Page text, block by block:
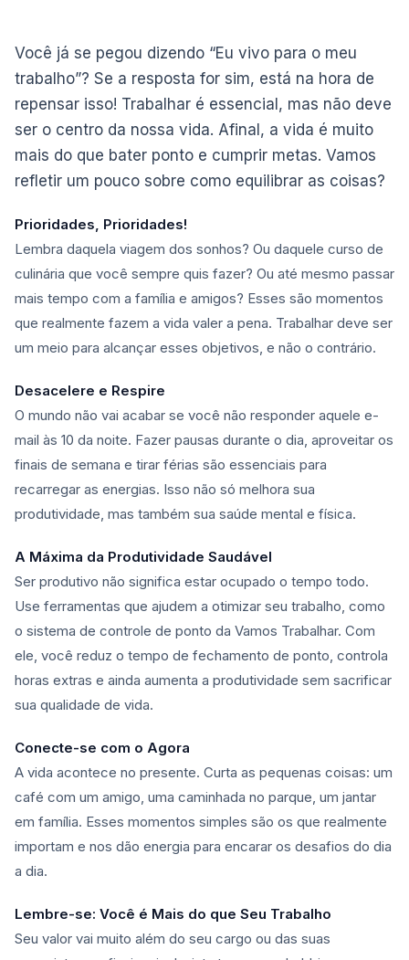
Você já se pegou dizendo “Eu vivo para o meu
trabalho”? Se a resposta for sim, está na hora de
repensar isso! Trabalhar é essencial, mas não deve
ser o centro da nossa vida. Afinal, a vida é muito
mais do que bater ponto e cumprir metas. Vamos
refletir um pouco sobre como equilibrar as coisas?
Prioridades, Prioridades!
Lembra daquela viagem dos sonhos? Ou daquele curso de
culinária que você sempre quis fazer? Ou até mesmo passar
mais tempo com a família e amigos? Esses são momentos
que realmente fazem a vida valer a pena. Trabalhar deve ser
um meio para alcançar esses objetivos, e não o contrário.
Desacelere e Respire
O mundo não vai acabar se você não responder aquele e-
mail às 10 da noite. Fazer pausas durante o dia, aproveitar os
finais de semana e tirar férias são essenciais para
recarregar as energias. Isso não só melhora sua
produtividade, mas também sua saúde mental e física.
A Máxima da Produtividade Saudável
Ser produtivo não significa estar ocupado o tempo todo.
Use ferramentas que ajudem a otimizar seu trabalho, como
o sistema de controle de ponto da Vamos Trabalhar. Com
ele, você reduz o tempo de fechamento de ponto, controla
horas extras e ainda aumenta a produtividade sem sacrificar
sua qualidade de vida.
Conecte-se com o Agora
A vida acontece no presente. Curta as pequenas coisas: um
café com um amigo, uma caminhada no parque, um jantar
em família. Esses momentos simples são os que realmente
importam e nos dão energia para encarar os desafios do dia
a dia.
Lembre-se: Você é Mais do que Seu Trabalho
Seu valor vai muito além do seu cargo ou das suas